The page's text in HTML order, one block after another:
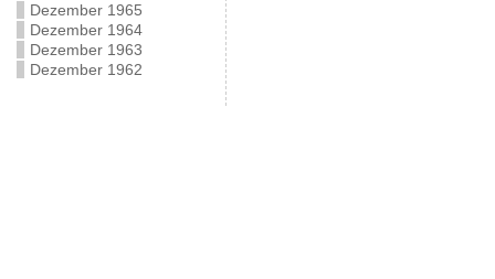
Dezember 1965
Dezember 1964
Dezember 1963
Dezember 1962